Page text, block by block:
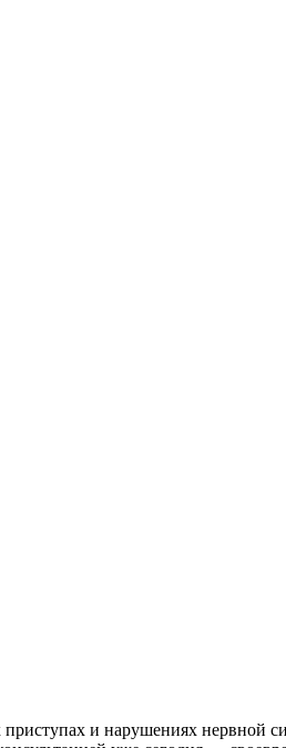
и нарушениях нервной